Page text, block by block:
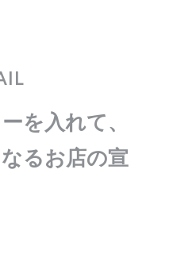
を入れて、
るお店の宣